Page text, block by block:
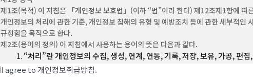
(6) ‘비밀번호’라 함은 회원이 부여 받은 ID와 일치된 회원임을 확인하고, 회원의 권익보
위해 회원이 선정한 문자와 숫자의 조합을 말합니다.
(7) ‘해지’라 함은 회사 또는 회원이 이용계약을 해약하는 것을 말합니다.
제 3 조 (약관의 효력 및 변경)
(1) 이 약관의 내용은 회원에게 공지함으로써 효력을 발생합니다.
제1조(목적) 이 지침은 「개인정보 보호법」(이하 “법”이라 한다) 제12조제1항에 따
개인정보의 처리에 관한 기준, 개인정보 침해의 유형 및 예방조치 등에 관한 세부적인
규정함을 목적으로 한다.
제2조(용어의 정의) 이 지침에서 사용하는 용어의 뜻은 다음과 같다.
“처리”란 개인정보의 수집, 생성, 연계, 연동, 기록, 저장, 보유, 가공, 편집
출력, 정정(訂正), 복구, 이용, 제공, 공개, 파기(破棄), 그 밖에 이와 유사한
I agree to 개인정보취급방침.